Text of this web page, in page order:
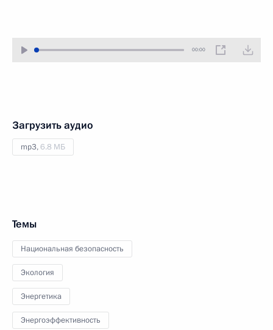
00:00
Загрузить аудио
mp3,6.8 МБ
Темы
Национальная безопасность
Экология
Энергетика
Энергоэффективность